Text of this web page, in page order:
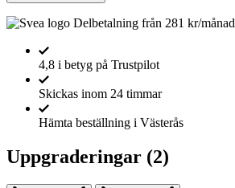
Delbetalning från 281 kr/månad
4,8 i betyg på Trustpilot
Skickas inom 24 timmar
Hämta beställning i Västerås
Uppgraderingar (2)